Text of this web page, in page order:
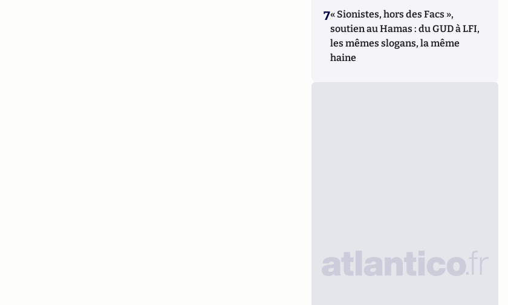
7« Sionistes, hors des Facs »,
soutien au Hamas : du GUD à LFI,
les mêmes slogans, la même
haine